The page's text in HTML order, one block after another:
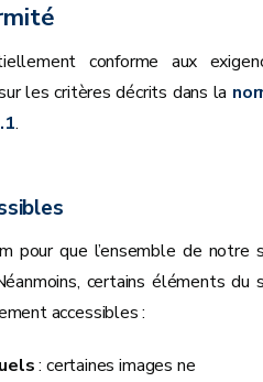
conforme aux
les critères décrits dans la
.
pour que l’ensemble de notre
certains éléments du
accessibles :
: certaines images ne